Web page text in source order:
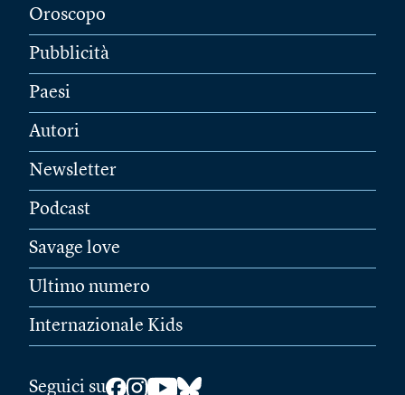
Oroscopo
Pubblicità
Paesi
Autori
Newsletter
Podcast
Savage love
Ultimo numero
Internazionale Kids
Seguici su